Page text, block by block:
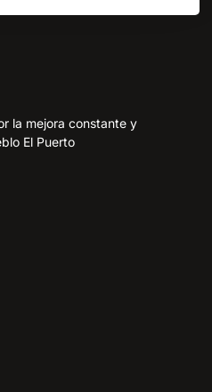
la mejora constante y
El Puerto